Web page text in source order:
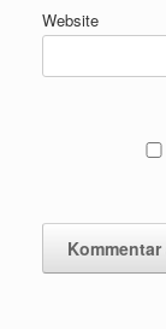
Website